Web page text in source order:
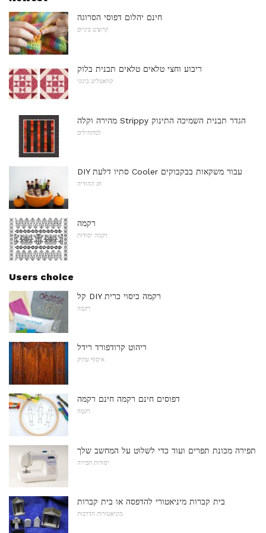
חינם יהלום דפוסי הסרוגה
קרוצ'ט ביניים
ריבוע וחצי טלאים טלאים תבנית בלוק
קוואטלינג בינוני
מהירה וקלה Strippy הגדר תבנית השמיכה התינוק
למתחילים
DIY סתיו דלעת Cooler עבור משקאות בבקבוקים
חג ההודיה
רקמה
רקמה יסודות
Users choice
קל DIY רקמה כיסוי כרית
רִקמָה
ריהוט קרודפורד רידל
איסוף עתיק
דפוסים חינם רקמה חינם רקמה
רִקמָה
תפירה מכונת תפרים ועוד כדי לשלוט על המחשב שלך
יסודות תפירה
בית קברות מיניאטורי להדפסה או בית קברות
מיניאטורות הדרכות